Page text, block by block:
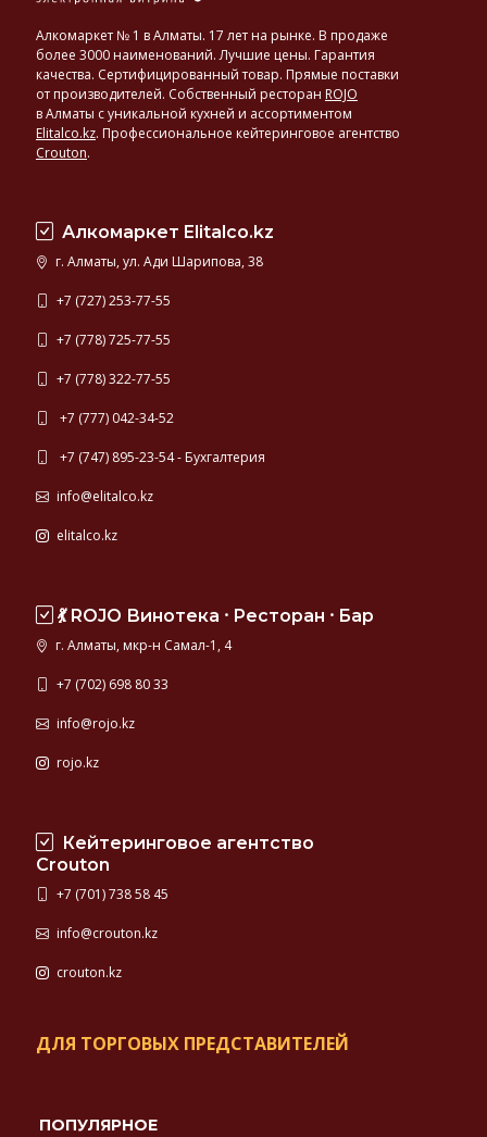
Алкомаркет № 1 в Алматы. 17 лет на рынке. В продаже
более 3000 наименований. Лучшие цены. Гарантия
качества. Сертифицированный товар. Прямые поставки
от производителей. Собственный ресторан ROJO
в Алматы с уникальной кухней и ассортиментом
Elitalco.kz. Профессиональное кейтеринговое агентство
Crouton.
Алкомаркет Elitalco.kz
г. Алматы, ул. Ади Шарипова, 38
+7 (727) 253-77-55
+7 (778) 725-77-55
+7 (778) 322-77-55
+7 (777) 042-34-52
+7 (747) 895-23-54 - Бухгалтерия
info@elitalco.kz
elitalco.kz
💃 ROJO Винотека ⸱ Ресторан ⸱ Бар
г. Алматы, мкр-н Самал-1, 4
+7 (702) 698 80 33
info@rojo.kz
rojo.kz
Кейтеринговое агентство
Crouton
+7 (701) 738 58 45
info@crouton.kz
crouton.kz
ДЛЯ ТОРГОВЫХ ПРЕДСТАВИТЕЛЕЙ
ПОПУЛЯРНОЕ